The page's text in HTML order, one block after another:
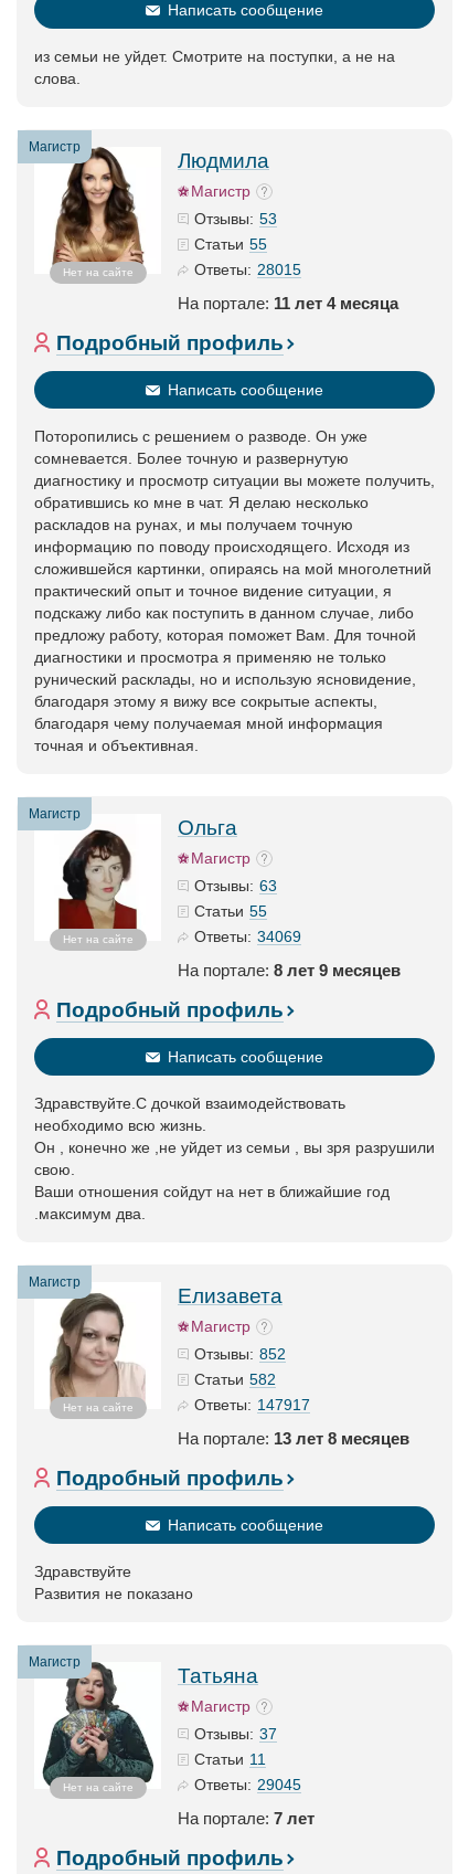
Написать сообщение
из семьи не уйдет. Смотрите на поступки, а не на
слова.
Магистр
Нет на сайте
Людмила
Магистр
Отзывы: 53
Статьи 55
Ответы: 28015
На портале: 11 лет 4 месяца
Подробный профиль
Написать сообщение
Поторопились с решением о разводе. Он уже
сомневается. Более точную и развернутую
диагностику и просмотр ситуации вы можете получить,
обратившись ко мне в чат. Я делаю несколько
раскладов на рунах, и мы получаем точную
информацию по поводу происходящего. Исходя из
сложившейся картинки, опираясь на мой многолетний
практический опыт и точное видение ситуации, я
подскажу либо как поступить в данном случае, либо
предложу работу, которая поможет Вам. Для точной
диагностики и просмотра я применяю не только
рунический расклады, но и использую ясновидение,
благодаря этому я вижу все сокрытые аспекты,
благодаря чему получаемая мной информация
точная и объективная.
Магистр
Нет на сайте
Ольга
Магистр
Отзывы: 63
Статьи 55
Ответы: 34069
На портале: 8 лет 9 месяцев
Подробный профиль
Написать сообщение
Здравствуйте.С дочкой взаимодействовать
необходимо всю жизнь.
Он , конечно же ,не уйдет из семьи , вы зря разрушили
свою.
Ваши отношения сойдут на нет в ближайшие год
.максимум два.
Магистр
Нет на сайте
Елизавета
Магистр
Отзывы: 852
Статьи 582
Ответы: 147917
На портале: 13 лет 8 месяцев
Подробный профиль
Написать сообщение
Здравствуйте
Развития не показано
Магистр
Нет на сайте
Татьяна
Магистр
Отзывы: 37
Статьи 11
Ответы: 29045
На портале: 7 лет
Подробный профиль